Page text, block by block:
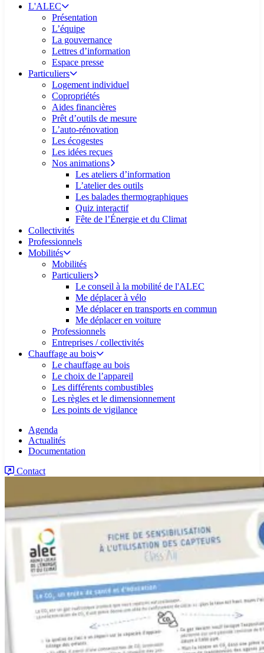
L'ALEC
Présentation
L’équipe
La gouvernance
Lettres d’information
Espace presse
Particuliers
Logement individuel
Copropriétés
Aides financières
Prêt d’outils de mesure
L’auto-rénovation
Les écogestes
Les idées reçues
Nos animations
Les ateliers d’information
L’atelier des outils
Les balades thermographiques
Quiz interactif
Fête de l’Énergie et du Climat
Collectivités
Professionnels
Mobilités
Mobilités
Particuliers
Le conseil à la mobilité de l'ALEC
Me déplacer à vélo
Me déplacer en transports en commun
Me déplacer en voiture
Professionnels
Entreprises / collectivités
Chauffage au bois
Le chauffage au bois
Le choix de l’appareil
Les différents combustibles
Les règles et le dimensionnement
Les points de vigilance
Agenda
Actualités
Documentation
Contact